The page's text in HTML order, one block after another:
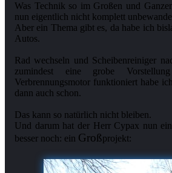
Was Technik so im Großen und
nun eigentlich nicht komplett
Aber ein Thema gibt es, da habe ich
Autos.
Rad wechseln und Scheibenreiniger
zumindest eine grobe
Verbrennungsmotor funktioniert habe
dann auch schon.
Das kann so natürlich nicht bleiben.
Und darum hat der Herr Cypax nun
besser noch: ein Groß